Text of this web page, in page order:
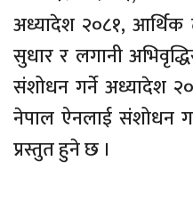
अध्यादेश २०८१, आर्थिक
सुधार र लगानी
संशोधन गर्ने अध्यादेश
नेपाल ऐनलाई संशोधन
प्रस्तुत हुने छ ।